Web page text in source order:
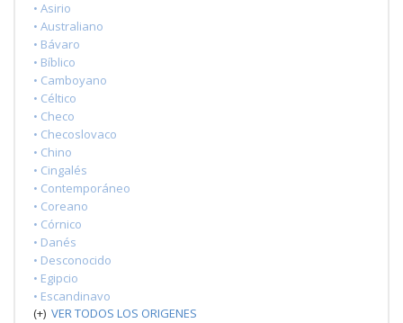
• Asirio
• Australiano
• Bávaro
• Bíblico
• Camboyano
• Céltico
• Checo
• Checoslovaco
• Chino
• Cingalés
• Contemporáneo
• Coreano
• Córnico
• Danés
• Desconocido
• Egipcio
• Escandinavo
(+) VER TODOS LOS ORIGENES